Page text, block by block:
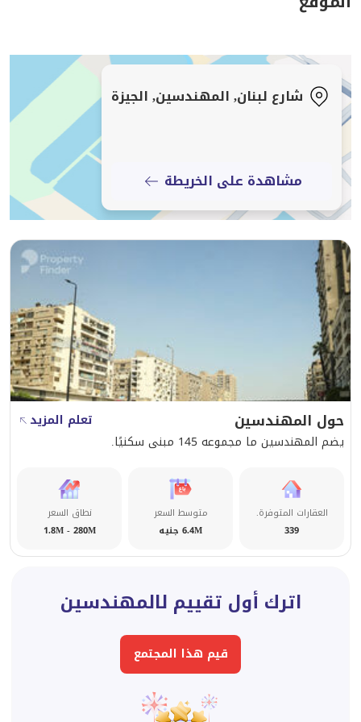
شارع لبنان, المهندسين, الجيزة
مشاهدة على الخريطة
حول المهندسين
تعلم المزيد
يضم المهندسين ما مجموعه 145 مبنى سكنيًا.
العقارات المتوفرة.
339
متوسط السعر
6.4M جنيه
نطاق السعر
1.8M - 280M
اترك أول تقييم لالمهندسين
قيم هذا المجتمع